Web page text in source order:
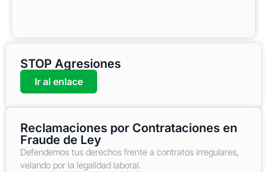
STOP Agresiones
Ir al enlace
Reclamaciones por Contrataciones en
Fraude de Ley
Defendemos tus derechos frente a contratos irregulares,
velando por la legalidad laboral.